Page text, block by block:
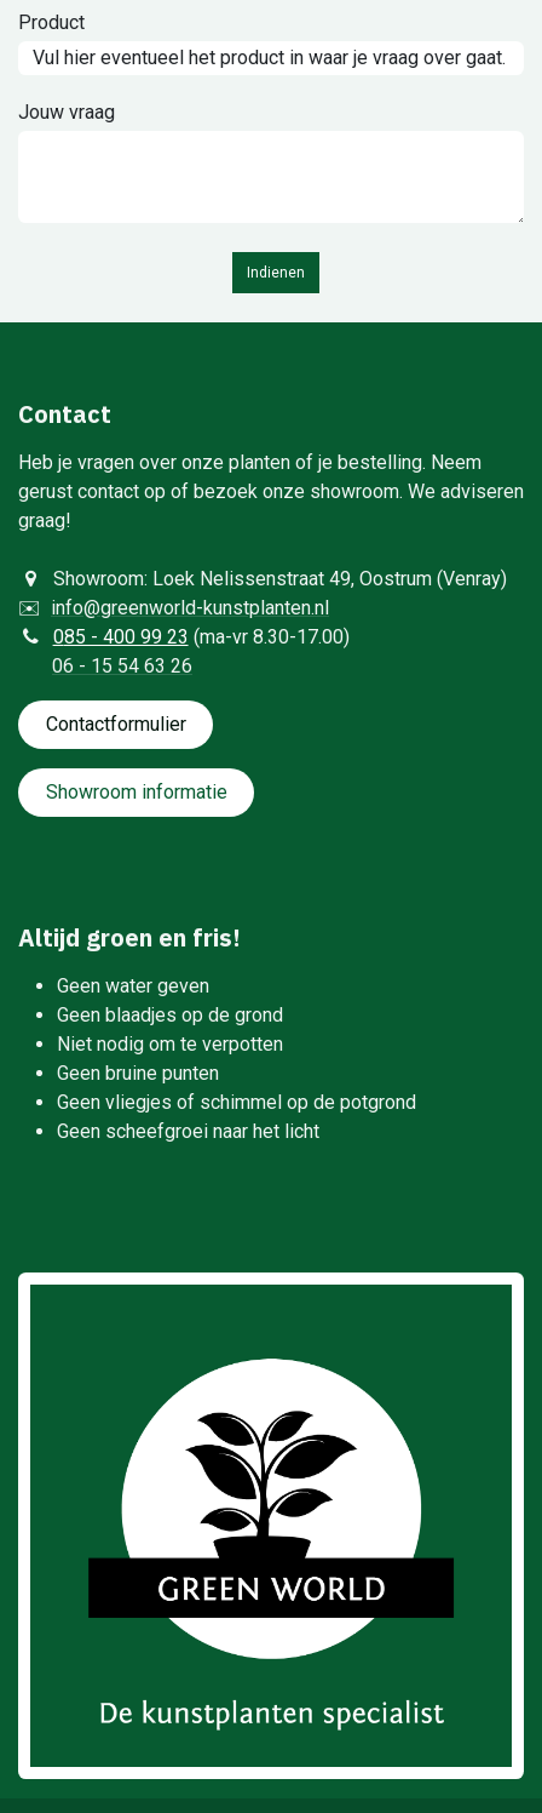
Product
Jouw vraag
Indienen
Contact
Heb je vragen over onze planten of je bestelling. Neem
gerust contact op of bezoek onze showroom. We adviseren
graag!
Showroom: Loek Nelissenstraat 49, Oostrum (Venray)
✉️ info@greenworld-kunstplanten.nl
085 - 400 99 23 (ma-vr 8.30-17.00)
06 - 15 54 63 26
Contactformulie​​​​​​​​r
Showroom informatie
Altijd groen en fris!
Geen water geven
Geen blaadjes op de grond
Niet nodig om te verpotten
Geen bruine punten
Geen vliegjes of schimmel op de potgrond
Geen scheefgroei naar het licht